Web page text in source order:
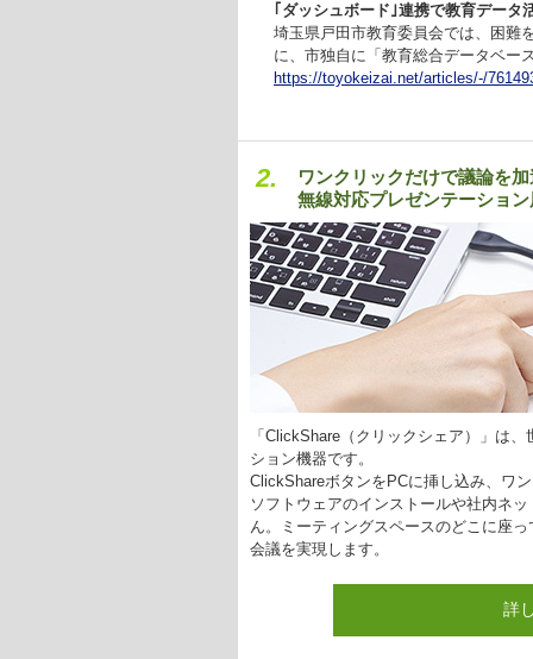
｢ダッシュボード｣連携で教育データ
埼玉県戸田市教育委員会では、困難
に、市独自に「教育総合データベー
https://toyokeizai.net/articles/-/
2.
ワンクリックだけで議論を加
無線対応プレゼンテーショ
「ClickShare（クリックシェア）」は
ション機器です。
ClickShareボタンをPCに挿し込み、ワ
ソフトウェアのインストールや社内ネ
ん。ミーティングスペースのどこに座
会議を実現します。
詳